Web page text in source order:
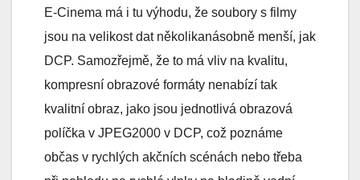
E-Cinema má i tu výhodu, že soubory s filmy
jsou na velikost dat několikanásobně menší, jak
DCP. Samozřejmě, že to má vliv na kvalitu,
kompresní obrazové formáty nenabízí tak
kvalitní obraz, jako jsou jednotlivá obrazová
políčka v JPEG2000 v DCP, což poznáme
občas v rychlých akčních scénách nebo třeba